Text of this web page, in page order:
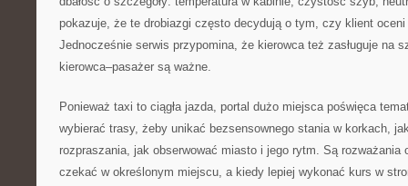
pokazuje, że te drobiazgi często decydują o tym, czy klient
Jednocześnie serwis przypomina, że kierowca też zasługuje na
kierowca–pasażer są ważne.
Ponieważ taxi to ciągła jazda, portal dużo miejsca poświęca
wybierać trasy, żeby unikać bezsensownego stania w korkach,
rozpraszania, jak obserwować miasto i jego rytm. Są rozważania
czekać w określonym miejscu, a kiedy lepiej wykonać kurs w